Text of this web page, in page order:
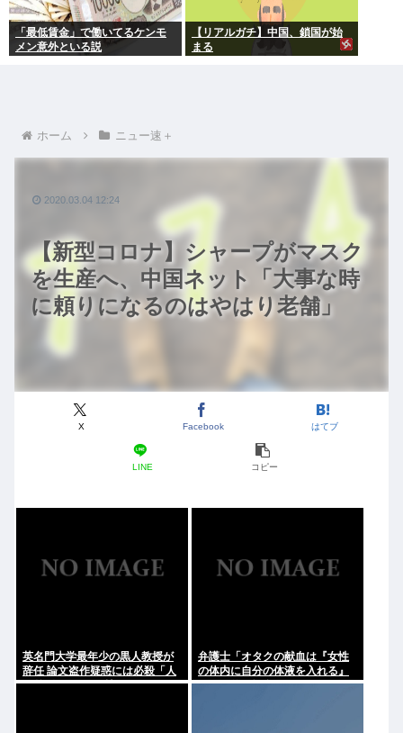
「最低賃金」で働いてるケンモ
メン意外といる説
【リアルガチ】中国、鎖国が始
まる
ホーム ニュー速＋
【新型コロナ】シャープがマスク
を生産へ、中国ネット「大事な時
に頼りになるのはやはり老舗」
X Facebook はてブ
LINE コピー
2020.03.04 12:24
英名門大学最年少の黒人教授が
辞任 論文盗作疑惑には必殺「人
種差別ガー」で反撃
弁護士「オタクの献血は『女性
の体内に自分の体液を入れる』
のが目的。場合によっては不同